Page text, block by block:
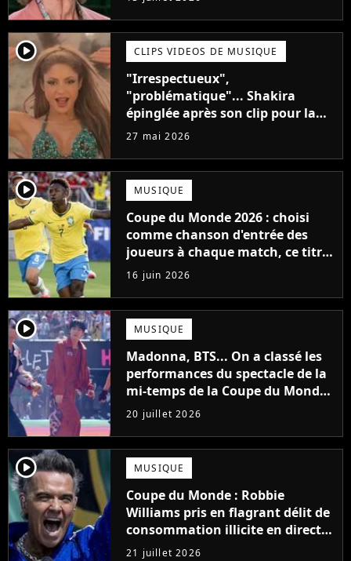
player2 CLIPS VIDEOS DE MUSIQUE
"Irrespectueux",
"problématique"... Shakira
épinglée après son clip pour la
Coupe du Monde
27 mai 2026
player2 MUSIQUE
Coupe du Monde 2026 : choisi
comme chanson d'entrée des
joueurs à chaque match, ce titre
des années 80 cartonne
16 juin 2026
player2 MUSIQUE
Madonna, BTS... On a classé les
performances du spectacle de la
mi-temps de la Coupe du Monde,
de la pire à la meilleure
20 juillet 2026
player2 MUSIQUE
Coupe du Monde : Robbie
Williams pris en flagrant délit de
consommation illicite en direct ?
Sa mise au point
21 juillet 2026